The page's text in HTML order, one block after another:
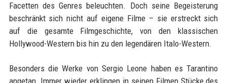
Facetten des Genres beleuchten. Doch seine Begeisterung
beschränkt sich nicht auf eigene Filme – sie erstreckt sich
auf die gesamte Filmgeschichte, von den klassischen
Hollywood-Western bis hin zu den legendären Italo-Western.
Besonders die Werke von Sergio Leone haben es Tarantino